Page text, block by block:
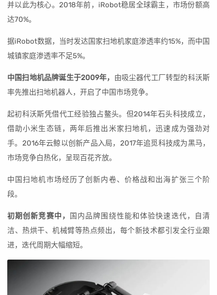
并以此为核心。2018年前，iRobot稳居全球霸主，市场份额高
达70%。
据iRobot数据，当时发达国家扫地机家庭渗透率约15%，而中国
城镇家庭渗透率不足5%。
中国扫地机品牌诞生于2009年， 由吸尘器代工厂转型的科沃斯
率先推出扫地机器人，开启了中国市场竞争。
起初科沃斯凭借代工经验独占鳌头。但2014年石头科技成立，
借助小米生态链，两年后推出米家扫地机，迅速成为强劲对
手。2016年云鲸以创新产品入局，2017年追觅科技成为黑马，
市场竞争白热化，呈现百花齐放。
中国扫地机市场经历了创新内卷、价格战和出海扩张三个阶
段。
初期创新竞赛中，
国内品牌围绕性能和体验快速迭代，自清
洁、热烘干、机械臂等热点频出，每个新技术都引发全行业跟
进，迭代周期大幅缩短。